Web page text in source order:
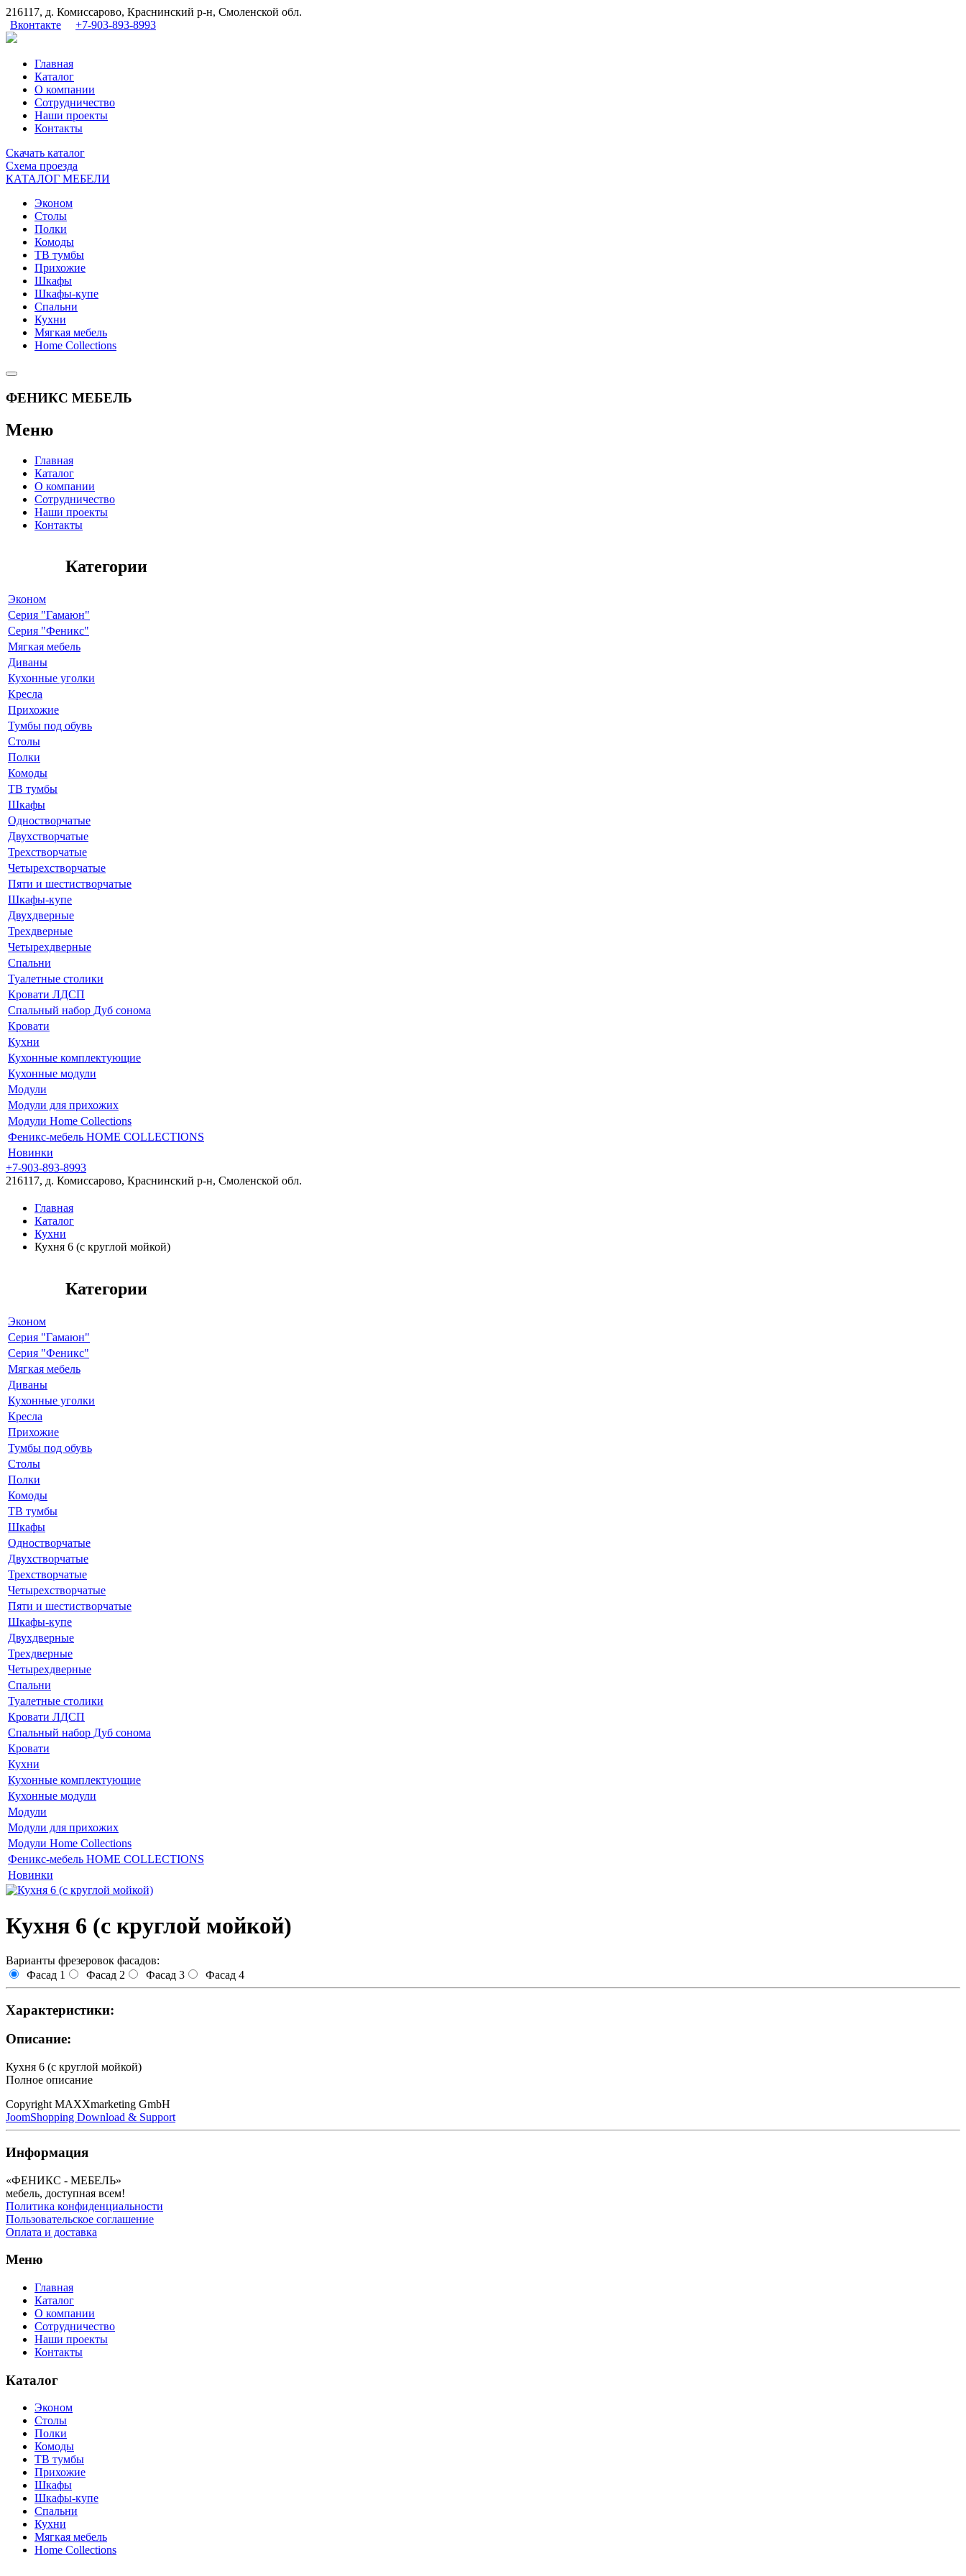
216117, д. Комиссарово, Краснинский р-н, Смоленской обл.
Вконтакте
+7-903-893-8993
Главная
Каталог
О компании
Сотрудничество
Наши проекты
Контакты
Скачать каталог
Схема проезда
КАТАЛОГ МЕБЕЛИ
Эконом
Столы
Полки
Комоды
ТВ тумбы
Прихожие
Шкафы
Шкафы-купе
Спальни
Кухни
Мягкая мебель
Home Collections
ФЕНИКС МЕБЕЛЬ
Меню
Главная
Каталог
О компании
Сотрудничество
Наши проекты
Контакты
Категории
Эконом
Серия "Гамаюн"
Серия "Феникс"
Мягкая мебель
Диваны
Кухонные уголки
Кресла
Прихожие
Тумбы под обувь
Столы
Полки
Комоды
ТВ тумбы
Шкафы
Одностворчатые
Двухстворчатые
Трехстворчатые
Четырехстворчатые
Пяти и шестистворчатые
Шкафы-купе
Двухдверные
Трехдверные
Четырехдверные
Спальни
Туалетные столики
Кровати ЛДСП
Спальный набор Дуб сонома
Кровати
Кухни
Кухонные комплектующие
Кухонные модули
Модули
Модули для прихожих
Модули Home Collections
Феникс-мебель HOME COLLECTIONS
Новинки
+7-903-893-8993
216117, д. Комиссарово, Краснинский р-н, Смоленской обл.
Главная
Каталог
Кухни
Кухня 6 (с круглой мойкой)
Категории
Эконом
Серия "Гамаюн"
Серия "Феникс"
Мягкая мебель
Диваны
Кухонные уголки
Кресла
Прихожие
Тумбы под обувь
Столы
Полки
Комоды
ТВ тумбы
Шкафы
Одностворчатые
Двухстворчатые
Трехстворчатые
Четырехстворчатые
Пяти и шестистворчатые
Шкафы-купе
Двухдверные
Трехдверные
Четырехдверные
Спальни
Туалетные столики
Кровати ЛДСП
Спальный набор Дуб сонома
Кровати
Кухни
Кухонные комплектующие
Кухонные модули
Модули
Модули для прихожих
Модули Home Collections
Феникс-мебель HOME COLLECTIONS
Новинки
Кухня 6 (с круглой мойкой)
Варианты фрезеровок фасадов:
Фасад 1
Фасад 2 Фасад 3 Фасад 4
Характеристики:
Описание:
Кухня 6 (с круглой мойкой)
Полное описание
Copyright MAXXmarketing GmbH
JoomShopping Download & Support
Информация
«ФЕНИКС - МЕБЕЛЬ»
мебель, доступная всем!
Политика конфиденциальности
Пользовательское соглашение
Оплата и доставка
Меню
Главная
Каталог
О компании
Сотрудничество
Наши проекты
Контакты
Каталог
Эконом
Столы
Полки
Комоды
ТВ тумбы
Прихожие
Шкафы
Шкафы-купе
Спальни
Кухни
Мягкая мебель
Home Collections